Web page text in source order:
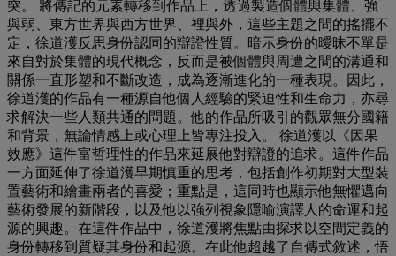
突。 將傳記的元素轉移到作品上，透過製造個體與集體、強
與弱、東方世界與西方世界、裡與外，這些主題之間的搖擺不
定，徐道濩反思身份認同的辯證性質。暗示身份的曖昧不單是
來自對於集體的現代概念，反而是被個體與周遭之間的溝通和
關係一直形塑和不斷改造，成為逐漸進化的一種表現。因此，
徐道濩的作品有一種源自他個人經驗的緊迫性和生命力，亦尋
求解決一些人類共通的問題。他的作品所吸引的觀眾無分國籍
和背景，無論情感上或心理上皆專注投入。 徐道濩以《因果
效應》這件富哲理性的作品來延展他對辯證的追求。這件作品
一方面延伸了徐道濩早期慎重的思考，包括創作初期對大型裝
置藝術和繪畫兩者的喜愛；重點是，這同時也顯示他無懼邁向
藝術發展的新階段，以及他以強列視象隱喻演譯人的命運和起
源的興趣。在這件作品中，徐道濩將焦點由探求以空間定義的
身份轉移到質疑其身份和起源。在此他超越了自傳式敘述，悟